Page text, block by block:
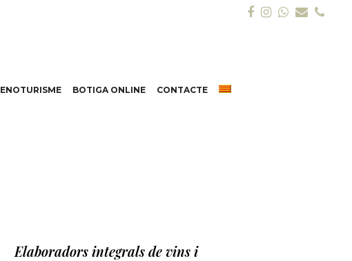
Facebook
Instagram
Email
ENOTURISME BOTIGA ONLINE CONTACTE
Elaboradors integrals de vins i